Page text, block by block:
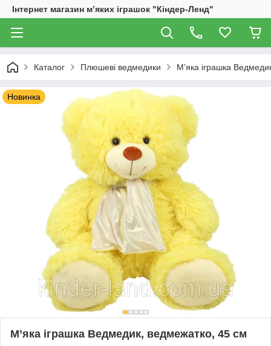
Інтернет магазин м’яких іграшок "Кіндер-Ленд"
Каталог Плюшеві ведмедики М’яка іграшка
Новинка
М’яка іграшка Ведмедик, ведмежатко, 45 см